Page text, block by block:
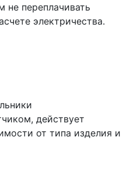
не переплачивать
электричества.
действует
от типа изделия и